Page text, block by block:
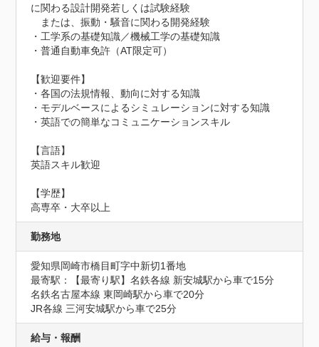
に関わる設計開発若しくは試験経験
または、振動・騒音に関わる開発経験
・工学系の基礎知識／機械工学の基礎知識
・普通自動車免許（AT限定可）
【歓迎要件】
・各国の法規情報、動向に対する知識
・モデルベースによるシミュレーションに対する知識
・英語での簡単なコミュニケーションスキル
【言語】
英語スキル歓迎
【学歴】
高専卒・大卒以上
勤務地
愛知県岡崎市橋目町字中新切1番地
最寄駅：【最寄り駅】名鉄各線 新安城駅から車で15分
名鉄名古屋本線 東岡崎駅から車で20分
JR各線 三河安城駅から車で25分
給与・報酬